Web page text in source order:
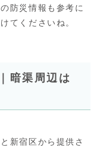
防災情報も参考に
てくださいね。
暗渠周辺は
新宿区から提供さ